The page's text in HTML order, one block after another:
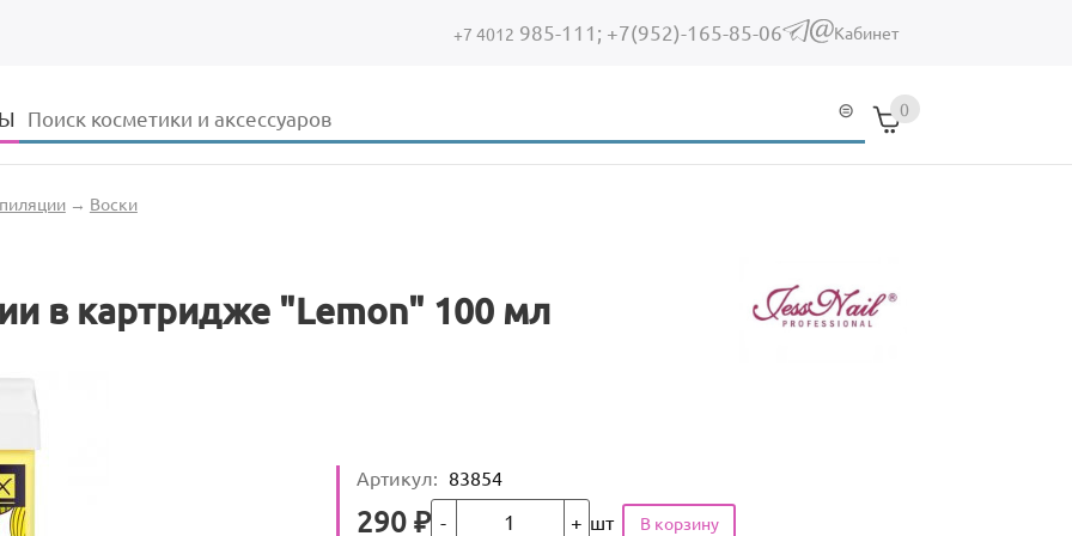
+7 4012 985-111; +7(952)-165-85-06 (link sends e-mail)
Кабинет
Форма поиска
Поиск 0
→ Воски
в картридже "Lemon" 100 мл
Артикул: 83854
Цена
290 ₽Кол-во шт